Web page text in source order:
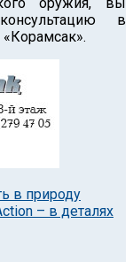
в
в природу
– в деталях